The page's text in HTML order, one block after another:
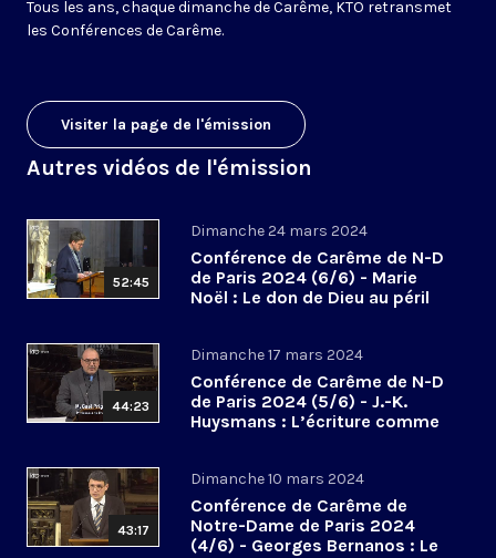
Tous les ans, chaque dimanche de Carême, KTO retransmet
les Conférences de Carême.
Visiter la page de l'émission
Autres vidéos de l'émission
52:45
Dimanche 24 mars 2024
Conférence de Carême de N-D
de Paris 2024 (6/6) - Marie
Noël : Le don de Dieu au péril
44:23
Dimanche 17 mars 2024
Conférence de Carême de N-D
de Paris 2024 (5/6) - J.-K.
Huysmans : L’écriture comme
43:17
Dimanche 10 mars 2024
Conférence de Carême de
Notre-Dame de Paris 2024
(4/6) - Georges Bernanos : Le